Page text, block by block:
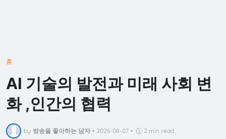
홈
AI 기술의 발전과 미래 사회 변
화 ,인간의 협력
by 방송을 좋아하는 남자 • 2026-08-07 • 2 min read